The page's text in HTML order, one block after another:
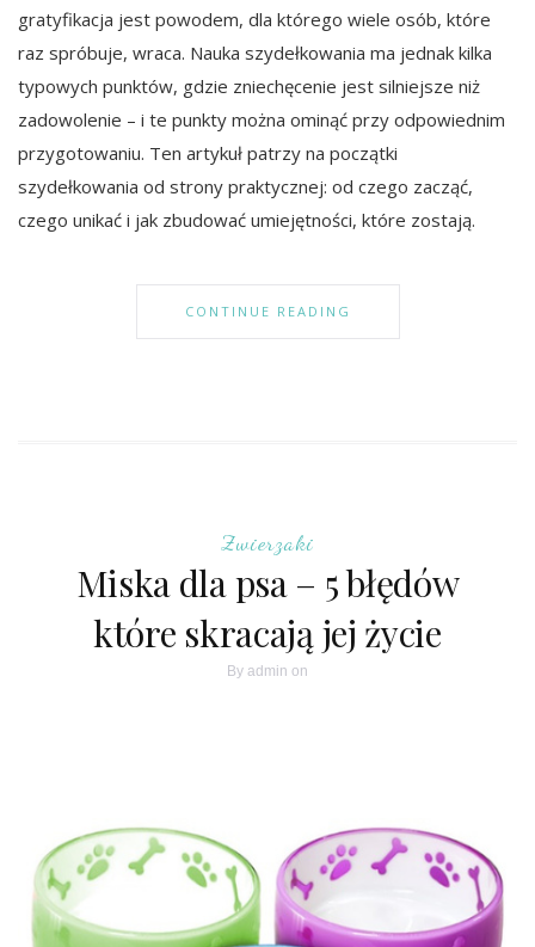
gratyfikacja jest powodem, dla którego wiele osób, które
raz spróbuje, wraca. Nauka szydełkowania ma jednak kilka
typowych punktów, gdzie zniechęcenie jest silniejsze niż
zadowolenie – i te punkty można ominąć przy odpowiednim
przygotowaniu. Ten artykuł patrzy na początki
szydełkowania od strony praktycznej: od czego zacząć,
czego unikać i jak zbudować umiejętności, które zostają.
CONTINUE READING
Zwierzaki
Miska dla psa – 5 błędów
które skracają jej życie
By admin on